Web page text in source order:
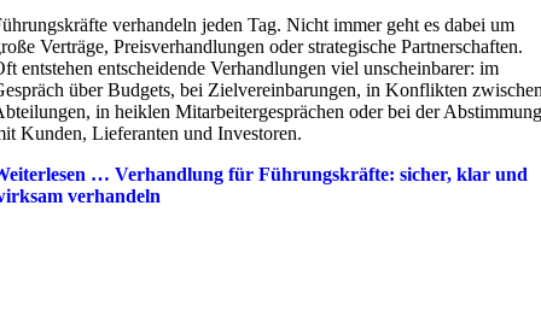
verhandeln jeden Tag. Nicht immer geht es dabei um
Verträge, Preisverhandlungen oder strategische Partnerschaften.
entstehen entscheidende Verhandlungen viel unscheinbarer: im
über Budgets, bei Zielvereinbarungen, in Konflikten
in heiklen Mitarbeitergesprächen oder bei der Abstimmung
Kunden, Lieferanten und Investoren.
… Verhandlung für Führungskräfte: sicher, klar und
verhandeln